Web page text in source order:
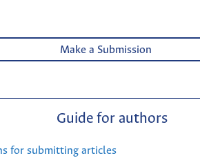
Make a Submission
Guide for authors
for submitting articles